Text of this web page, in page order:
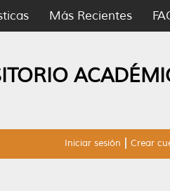
Más Recientes
Iniciar sesión Crear